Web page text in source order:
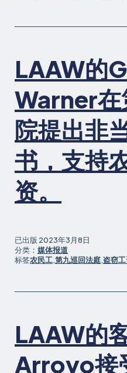
LAAW的
Warner在
院提出非
书，支持
资。
已出版 2023年3月8日
分类： 媒体报道
标签农民工,第九巡回法庭,盗窃
LAAW的
Arroyo接